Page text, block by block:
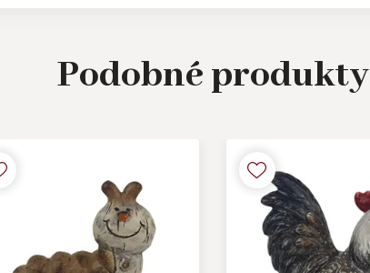
Podobnéprodukty